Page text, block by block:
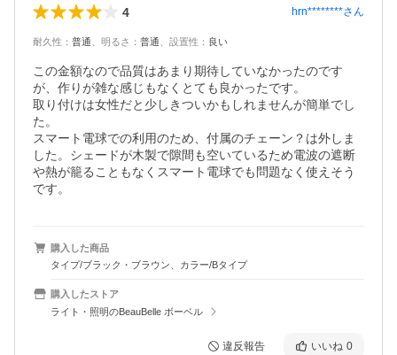
4 hrn********さん
耐久性 ： 普通 明るさ ： 普通 設置性 ： 良い
この金額なので品質はあまり期待していなかったのです
が、作りが雑な感じもなくとても良かったです。
取り付けは女性だと少しきついかもしれませんが簡単でし
た。
スマート電球での利用のため、付属のチェーン？は外しま
した。シェードが木製で隙間も空いているため電波の遮断
や熱が籠ることもなくスマート電球でも問題なく使えそう
です。
購入した商品
タイプ/ブラック・ブラウン、カラー/Bタイプ
購入したストア
ライト・照明のBeauBelle ボーベル
違反報告 いいね 0